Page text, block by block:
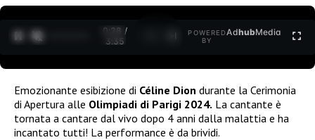
0:29 /
3:35
POWERED
BY
AdhubMedia
Emozionante esibizione di Céline Dion durante la Cerimonia
di Apertura alle Olimpiadi di Parigi 2024. La cantante è
tornata a cantare dal vivo dopo 4 anni dalla malattia e ha
incantato tutti! La performance è da brividi.